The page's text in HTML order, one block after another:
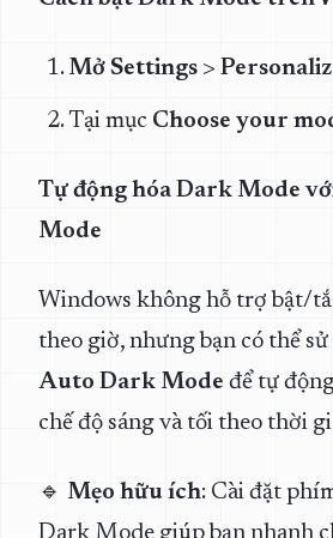
Mở Settings >
Tại mục Choose your
Tự động hóa Dark Mode
Mode
Windows không hỗ trợ bật/
theo giờ, nhưng bạn có thể
Auto Dark Mode để tự
chế độ sáng và tối theo thời
🔹 Mẹo hữu ích: Cài đặt
Dark Mode giúp bạn nhanh